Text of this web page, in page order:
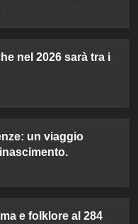
nel 2026 sarà tra i
un viaggio
e folklore al 284